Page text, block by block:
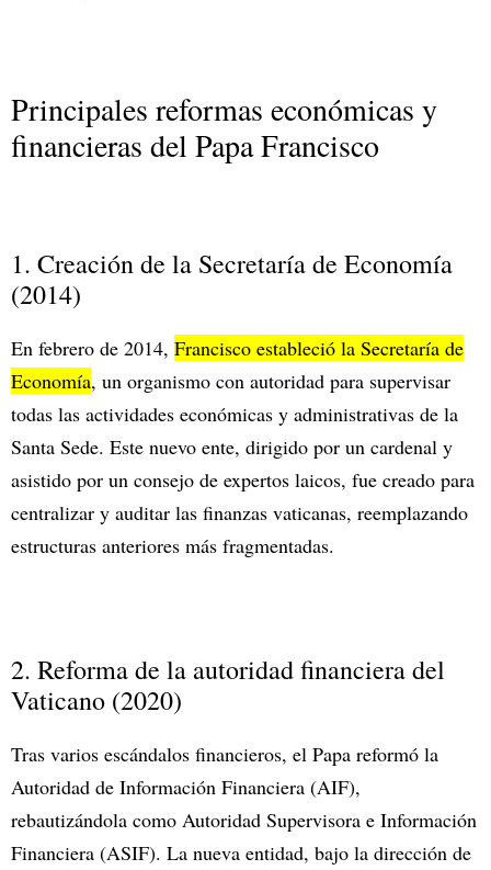
Principales reformas económicas y
financieras del Papa Francisco
1. Creación de la Secretaría de Economía
(2014)
En febrero de 2014, Francisco estableció la Secretaría de
Economía, un organismo con autoridad para supervisar
todas las actividades económicas y administrativas de la
Santa Sede. Este nuevo ente, dirigido por un cardenal y
asistido por un consejo de expertos laicos, fue creado para
centralizar y auditar las finanzas vaticanas, reemplazando
estructuras anteriores más fragmentadas.
2. Reforma de la autoridad financiera del
Vaticano (2020)
Tras varios escándalos financieros, el Papa reformó la
Autoridad de Información Financiera (AIF),
rebautizándola como Autoridad Supervisora e Información
Financiera (ASIF). La nueva entidad, bajo la dirección de